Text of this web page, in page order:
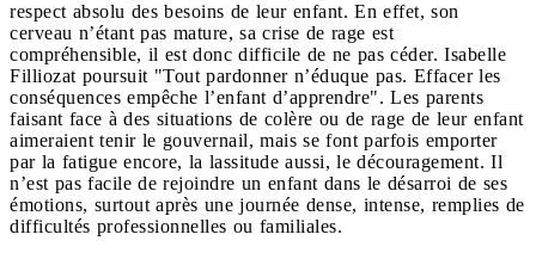
respect absolu des besoins de leur enfant. En effet, son
cerveau n’étant pas mature, sa crise de rage est
compréhensible, il est donc difficile de ne pas céder. Isabelle
Filliozat poursuit "Tout pardonner n’éduque pas. Effacer les
conséquences empêche l’enfant d’apprendre". Les parents
faisant face à des situations de colère ou de rage de leur enfant
aimeraient tenir le gouvernail, mais se font parfois emporter
par la fatigue encore, la lassitude aussi, le découragement. Il
n’est pas facile de rejoindre un enfant dans le désarroi de ses
émotions, surtout après une journée dense, intense, remplies de
difficultés professionnelles ou familiales.